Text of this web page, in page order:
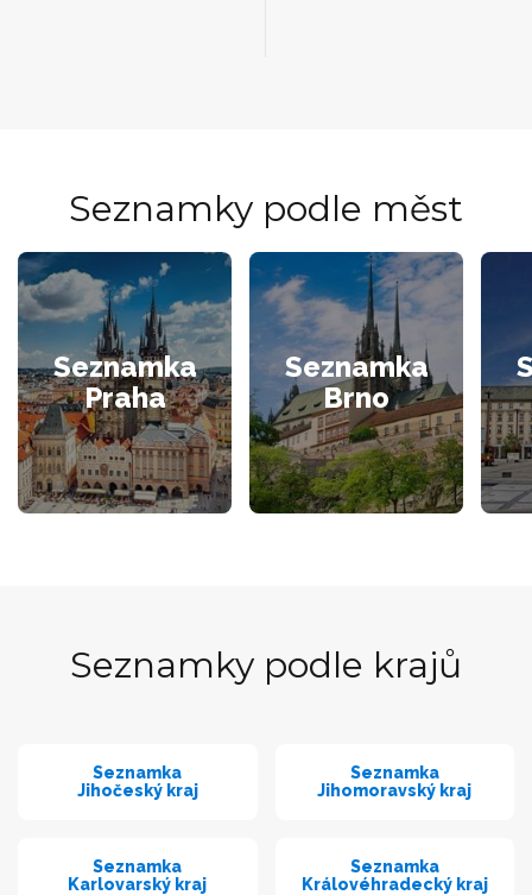
Seznamky podle měst
Seznamka
Praha
Seznamka
Brno
Seznamky podle krajů
Seznamka
Jihočeský kraj
Seznamka
Jihomoravský kraj
Seznamka
Karlovarský kraj
Seznamka
Královéhradecký kraj